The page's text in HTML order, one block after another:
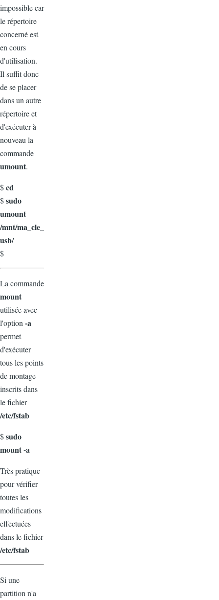
impossible car
le répertoire
concerné est
en cours
d'utilisation.
Il suffit donc
de se placer
dans un autre
répertoire et
d'exécuter à
nouveau la
commande
umount.
$cd
$sudo
umount
/mnt/ma_cle_
usb/
$
La commande
mount
utilisée avec
l'option -a
permet
d'exécuter
tous les points
de montage
inscrits dans
le fichier
/etc/fstab
$sudo
mount -a
Très pratique
pour vérifier
toutes les
modifications
effectuées
dans le fichier
/etc/fstab
Si une
partition n'a